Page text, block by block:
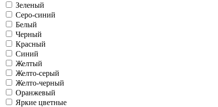
Зеленый
Серо-синий
Белый
Черный
Красный
Синий
Желтый
Желто-серый
Желто-черный
Оранжевый
Яркие цветные